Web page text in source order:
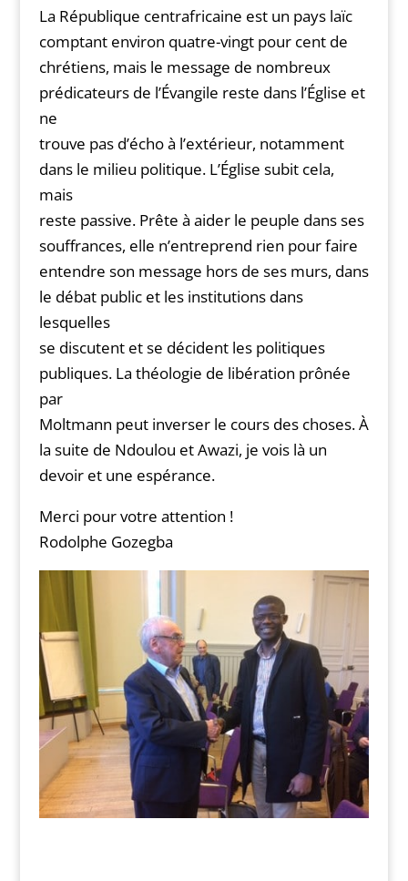
La République centrafricaine est un pays laïc
comptant environ quatre-vingt pour cent de
chrétiens, mais le message de nombreux
prédicateurs de l’Évangile reste dans l’Église et
ne
trouve pas d’écho à l’extérieur, notamment
dans le milieu politique. L’Église subit cela,
mais
reste passive. Prête à aider le peuple dans ses
souffrances, elle n’entreprend rien pour faire
entendre son message hors de ses murs, dans
le débat public et les institutions dans
lesquelles
se discutent et se décident les politiques
publiques. La théologie de libération prônée
par
Moltmann peut inverser le cours des choses. À
la suite de Ndoulou et Awazi, je vois là un
devoir et une espérance.
Merci pour votre attention !
Rodolphe Gozegba